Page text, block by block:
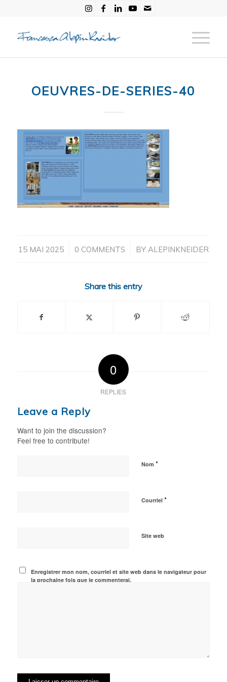
OEUVRES-DE-SERIES-40
15 MAI 2025
/ 0 COMMENTS
/ BY ALEPINKNEIDER
Share this entry
0
REPLIES
Leave a Reply
Want to join the discussion?
Feel free to contribute!
Nom *
Courriel *
Site web
Enregistrer mon nom, courriel et site web dans le navigateur pour
la prochaine fois que je commenterai.